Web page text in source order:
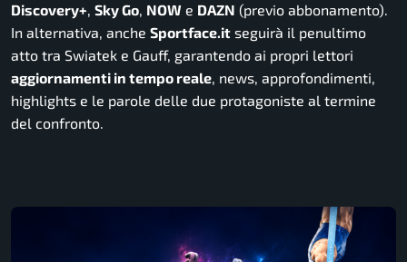
Discovery+, Sky Go, NOW e DAZN (previo abbonamento).
In alternativa, anche Sportface.it seguirà il penultimo
atto tra Swiatek e Gauff, garantendo ai propri lettori
aggiornamenti in tempo reale, news, approfondimenti,
highlights e le parole delle due protagoniste al termine
del confronto.